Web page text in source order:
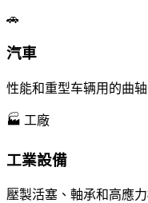
🚗
汽車
性能和重型车辆用的曲
🏭 工廠
工業設備
壓製活塞、軸承和高應